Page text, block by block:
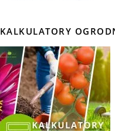
KALKULATORY